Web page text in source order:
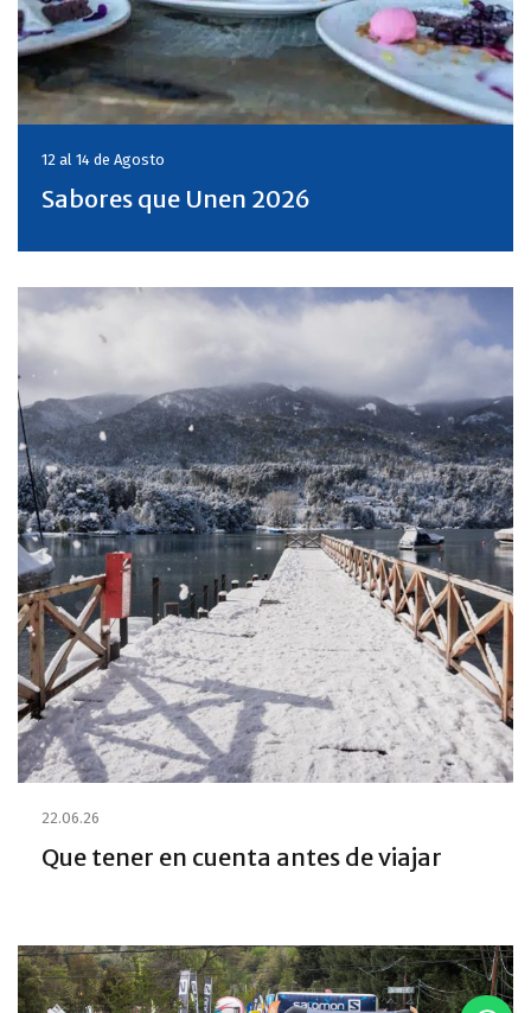
12 al 14 de Agosto
Sabores que Unen 2026
22.06.26
Que tener en cuenta antes de viajar